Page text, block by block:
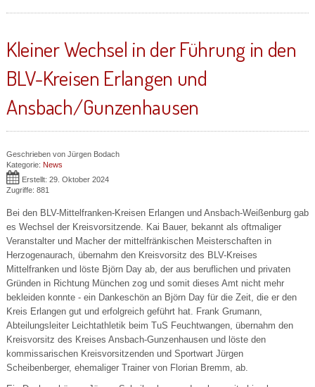
Kleiner Wechsel in der Führung in den
BLV-Kreisen Erlangen und
Ansbach/Gunzenhausen
Geschrieben von Jürgen Bodach
Kategorie: News
Erstellt: 29. Oktober 2024
Zugriffe: 881
Bei den BLV-Mittelfranken-Kreisen Erlangen und Ansbach-Weißenburg gab
es Wechsel der Kreisvorsitzende. Kai Bauer, bekannt als oftmaliger
Veranstalter und Macher der mittelfränkischen Meisterschaften in
Herzogenaurach, übernahm den Kreisvorsitz des BLV-Kreises
Mittelfranken und löste Björn Day ab, der aus beruflichen und privaten
Gründen in Richtung München zog und somit dieses Amt nicht mehr
bekleiden konnte - ein Dankeschön an Björn Day für die Zeit, die er den
Kreis Erlangen gut und erfolgreich geführt hat. Frank Grumann,
Abteilungsleiter Leichtathletik beim TuS Feuchtwangen, übernahm den
Kreisvorsitz des Kreises Ansbach-Gunzenhausen und löste den
kommissarischen Kreisvorsitzenden und Sportwart Jürgen
Scheibenberger, ehemaliger Trainer von Florian Bremm, ab.